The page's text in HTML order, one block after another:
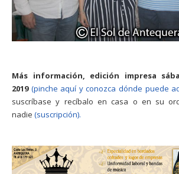
Más información, edición impresa
2019 (pinche aquí y conozca dónde puede
suscríbase y recíbalo en casa o en su
nadie (suscripción).